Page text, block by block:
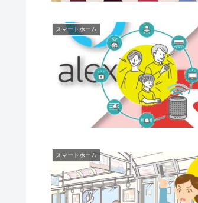
スマートホーム
スマートホーム